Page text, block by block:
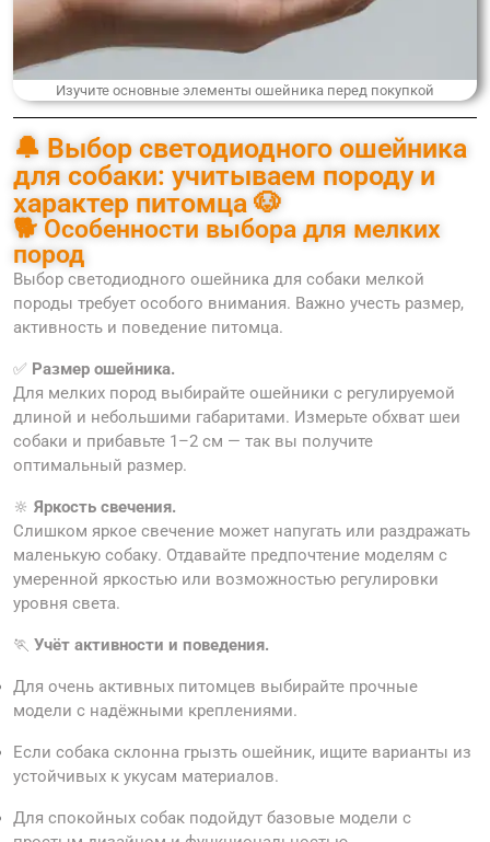
Изучите основные элементы ошейника перед покупкой
🔔 Выбор светодиодного ошейника
для собаки: учитываем породу и
характер питомца 🐶
🐕 Особенности выбора для мелких
пород
Выбор светодиодного ошейника для собаки мелкой
породы требует особого внимания. Важно учесть размер,
активность и поведение питомца.
✅ Размер ошейника.
Для мелких пород выбирайте ошейники с регулируемой
длиной и небольшими габаритами. Измерьте обхват шеи
собаки и прибавьте 1–2 см — так вы получите
оптимальный размер.
🔆 Яркость свечения.
Слишком яркое свечение может напугать или раздражать
маленькую собаку. Отдавайте предпочтение моделям с
умеренной яркостью или возможностью регулировки
уровня света.
🏃 Учёт активности и поведения.
Для очень активных питомцев выбирайте прочные
модели с надёжными креплениями.
Если собака склонна грызть ошейник, ищите варианты из
устойчивых к укусам материалов.
Для спокойных собак подойдут базовые модели с